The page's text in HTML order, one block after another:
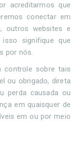
acreditarmos que
conectar em
outros websites e
signifique que
por nós.
controle sobre tais
ou obrigado, direta
perda causada ou
em quaisquer de
em ou por meio